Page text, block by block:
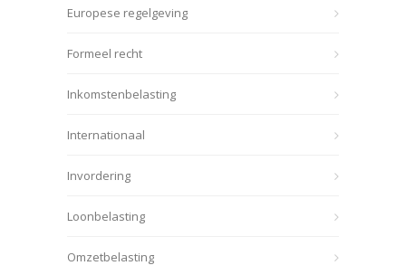
Europese regelgeving
Formeel recht
Inkomstenbelasting
Internationaal
Invordering
Loonbelasting
Omzetbelasting